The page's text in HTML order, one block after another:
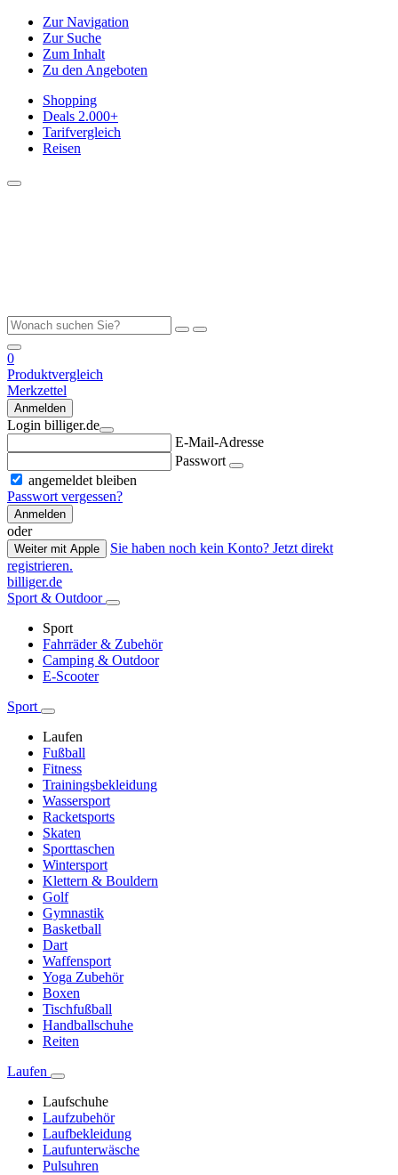
Zur Navigation
Zur Suche
Zum Inhalt
Zu den Angeboten
Shopping
Deals 2.000+
Tarifvergleich
Reisen
0
Produktvergleich
Merkzettel
Anmelden
Login billiger.de
E-Mail-Adresse
Passwort
angemeldet bleiben
Passwort vergessen?
Anmelden
oder
Weiter mit Apple
Sie haben noch kein Konto? Jetzt direkt
registrieren.
billiger.de
Sport & Outdoor
Sport
Fahrräder & Zubehör
Camping & Outdoor
E-Scooter
Sport
Laufen
Fußball
Fitness
Trainingsbekleidung
Wassersport
Racketsports
Skaten
Sporttaschen
Wintersport
Klettern & Bouldern
Golf
Gymnastik
Basketball
Dart
Waffensport
Yoga Zubehör
Boxen
Tischfußball
Handballschuhe
Reiten
Laufen
Laufschuhe
Laufzubehör
Laufbekleidung
Laufunterwäsche
Pulsuhren